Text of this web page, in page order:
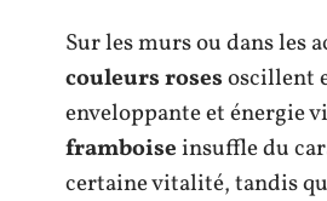
Sur les murs ou dans les
couleurs rosesoscillent
enveloppante et énergie
framboiseinsuffle du
certaine vitalité, tandis